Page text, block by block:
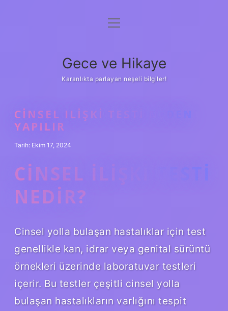
Anasayfa
Yasal Uyarı
menüyü
Gece ve Hikaye
Karanlıkta parlayan neşeli bilgiler!
CINSEL ILIŞKI TESTI NEDEN
YAPILIR
Tarih: Ekim 17, 2024
CINSEL ILIŞKI TESTI
NEDIR?
Cinsel yolla bulaşan hastalıklar için test
genellikle kan, idrar veya genital sürüntü
örnekleri üzerinde laboratuvar testleri
içerir. Bu testler çeşitli cinsel yolla
bulaşan hastalıkların varlığını tespit